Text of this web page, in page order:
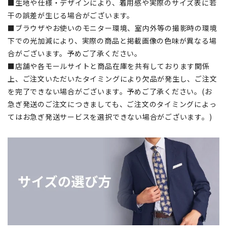
■生地や仕様・デザインにより、着用感や実際のサイズ表に若
干の誤差が生じる場合がございます。
■ブラウザやお使いのモニター環境、室内外等の撮影時の環境
下での光加減により、実際の商品と掲載画像の色味が異なる場
合がございます。予めご了承ください。
■店舗や各モールサイトと商品在庫を共有しております関係
上、ご注文いただいたタイミングにより欠品が発生し、ご注文
を完了できない場合がございます。予めご了承ください。(お
急ぎ発送のご注文につきましても、ご注文のタイミングによっ
てはお急ぎ発送サービスを選択できない場合がございます。)